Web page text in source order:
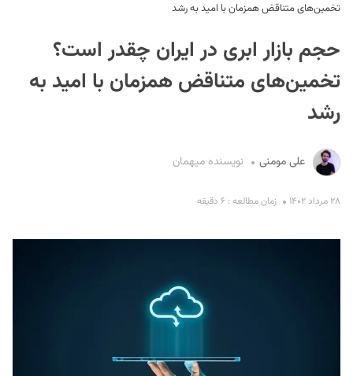
تخمین‌های متناقض همزمان با امید به رشد
حجم بازار ابری در ایران چقدر است؟
تخمین‌های متناقض همزمان با امید به
رشد
علی مومنی نویسنده میهمان
۲۸ مرداد ۱۴۰۲ زمان مطالعه : ۶ دقیقه